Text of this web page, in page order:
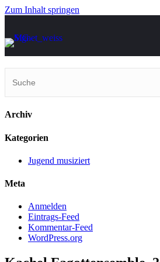
Zum Inhalt springen
Archiv
Kategorien
Jugend musiziert
Meta
Anmelden
Eintrags-Feed
Kommentar-Feed
WordPress.org